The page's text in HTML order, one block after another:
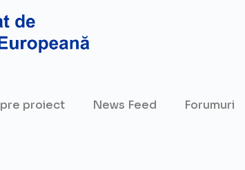
proiect News Feed Forumuri